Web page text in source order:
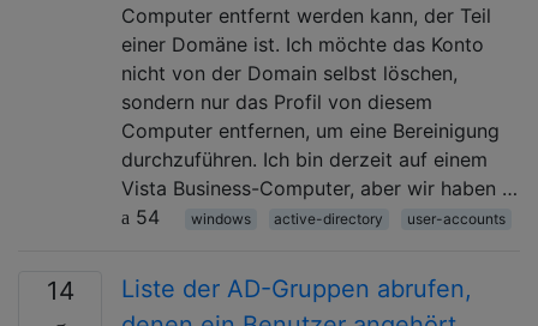
Computer entfernt werden kann, der Teil
einer Domäne ist. Ich möchte das Konto
nicht von der Domain selbst löschen,
sondern nur das Profil von diesem
Computer entfernen, um eine Bereinigung
durchzuführen. Ich bin derzeit auf einem
Vista Business-Computer, aber wir haben …
54
windows active-directory user-accounts
14
Liste der AD-Gruppen abrufen,